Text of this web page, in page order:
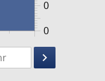
0
0
1475
keyboard_arrow_right
Suche